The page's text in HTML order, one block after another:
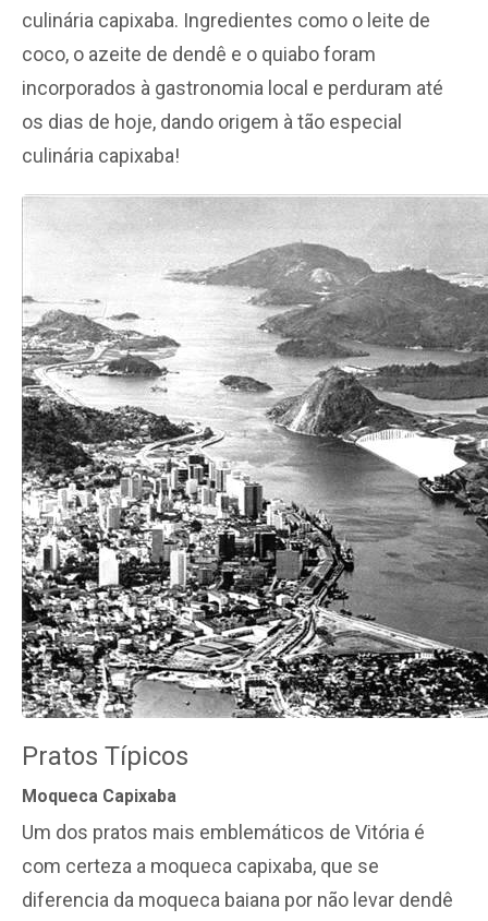
culinária capixaba. Ingredientes como o leite de
coco, o azeite de dendê e o quiabo foram
incorporados à gastronomia local e perduram até
os dias de hoje, dando origem à tão especial
culinária capixaba!
Pratos Típicos
Moqueca Capixaba
Um dos pratos mais emblemáticos de Vitória é
com certeza a moqueca capixaba, que se
diferencia da moqueca baiana por não levar dendê